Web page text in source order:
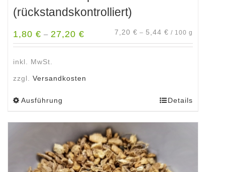
(rückstandskontrolliert)
1,80 € – 27,20 € 7,20 € – 5,44 € / 100 g
inkl. MwSt.
zzgl. Versandkosten
Ausführung
mehrere
Varianten
auf.
Details